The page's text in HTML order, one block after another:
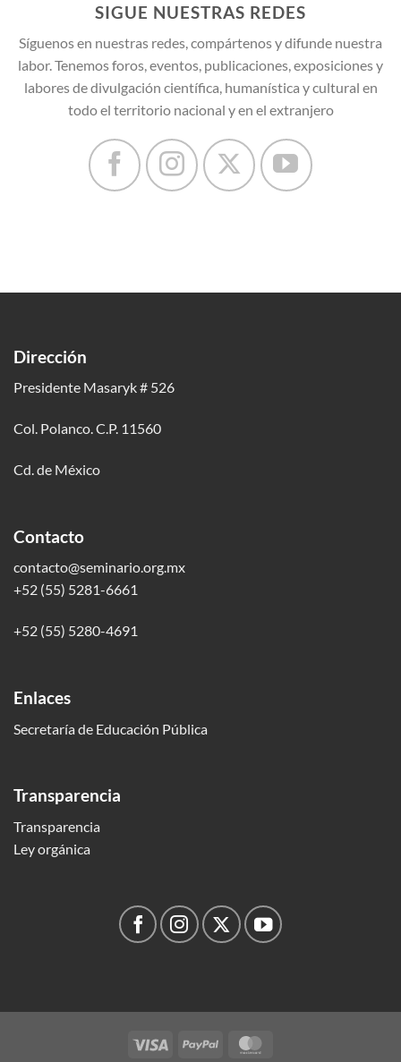
SIGUE NUESTRAS REDES
Síguenos en nuestras redes, compártenos y difunde nuestra
labor. Tenemos foros, eventos, publicaciones, exposiciones y
labores de divulgación científica, humanística y cultural en
todo el territorio nacional y en el extranjero
Dirección
Presidente Masaryk # 526
Col. Polanco. C.P. 11560
Cd. de México
Contacto
contacto@seminario.org.mx
+52 (55) 5281-6661
+52 (55) 5280-4691
Enlaces
Secretaría de Educación Pública
Transparencia
Transparencia
Ley orgánica